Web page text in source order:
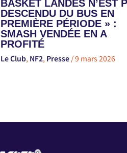
BASKET LANDES N’EST
DESCENDU DU BUS EN
PREMIÈRE PÉRIODE » :
SMASH VENDÉE EN A
PROFITÉ
Le Club, NF2, Presse /9 mars 2026